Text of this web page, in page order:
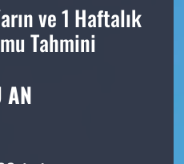
ve 1 Haftalık
Tahmini
AN
ve Fikstür